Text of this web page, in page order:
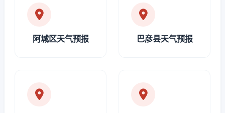
阿城区天气预报 巴彦县天气预报